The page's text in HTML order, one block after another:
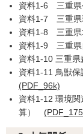
資料1-6 三重県
資料1-7 三重県
資料1-8 三重県
資料1-9 三重県
資料1-10 三重
資料1-11 鳥獣
(PDF_96k)
資料1-12 環境
算）